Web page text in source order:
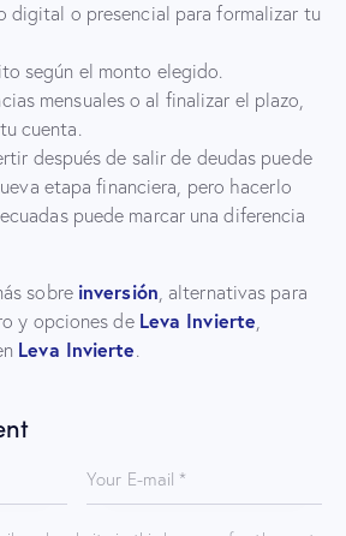
digital o presencial para formalizar tu
según el monto elegido.
mensuales o al finalizar el plazo,
cuenta.
después de salir de deudas puede
etapa financiera, pero hacerlo
puede marcar una diferencia
sobre inversión, alternativas para
y opciones de Leva Invierte,
Leva Invierte.